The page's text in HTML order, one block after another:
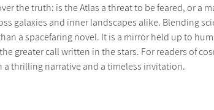
the truth: is the Atlas a threat to be feared, or a
galaxies and inner landscapes alike. Blending
a spacefaring novel. It is a mirror held up to
greater call written in the stars. For readers of
a thrilling narrative and a timeless invitation.